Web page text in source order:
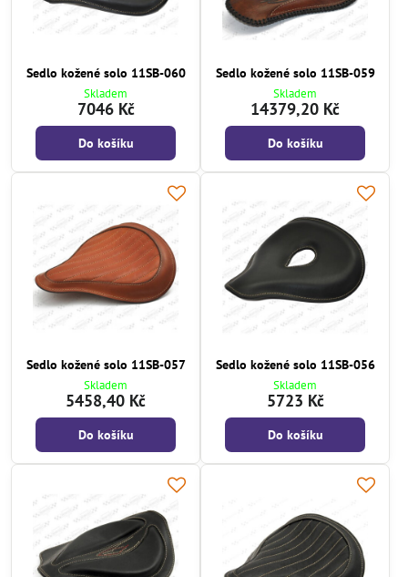
Sedlo kožené solo 11SB-060
Skladem
7046 Kč
Do košíku
Sedlo kožené solo 11SB-059
Skladem
14379,20 Kč
Do košíku
Sedlo kožené solo 11SB-057
Skladem
5458,40 Kč
Do košíku
Sedlo kožené solo 11SB-056
Skladem
5723 Kč
Do košíku